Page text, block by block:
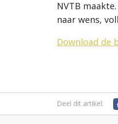
NVTB
naar wens,
Download de
Deel dit artikel: